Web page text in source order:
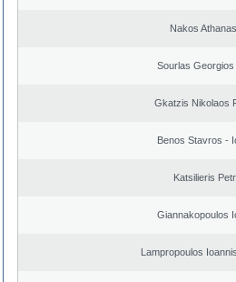
Nakos
Sourlas Georgios
Gkatzis Nikolaos
Benos Stavros -
Katsilieris
Giannakopoulos
Lampropoulos